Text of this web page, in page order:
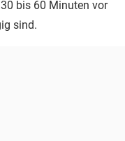
bis 60 Minuten vor
sind.